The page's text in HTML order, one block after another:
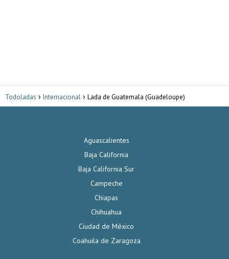
Todoladas Internacional Lada de Guatemala (Guadeloupe)
Aguascalientes
Baja California
Baja California Sur
Campeche
Chiapas
Chihuahua
Ciudad de México
Coahuila de Zaragoza